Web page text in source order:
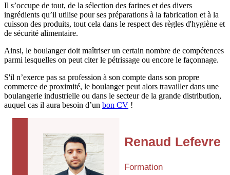
Il s’occupe de tout, de la sélection des farines et des divers
ingrédients qu’il utilise pour ses préparations à la fabrication et à la
cuisson des produits, tout cela dans le respect des règles d'hygiène et
de sécurité alimentaire.
Ainsi, le boulanger doit maîtriser un certain nombre de compétences
parmi lesquelles on peut citer le pétrissage ou encore le façonnage.
S'il n’exerce pas sa profession à son compte dans son propre
commerce de proximité, le boulanger peut alors travailler dans une
boulangerie industrielle ou dans le secteur de la grande distribution,
auquel cas il aura besoin d’un bon CV !